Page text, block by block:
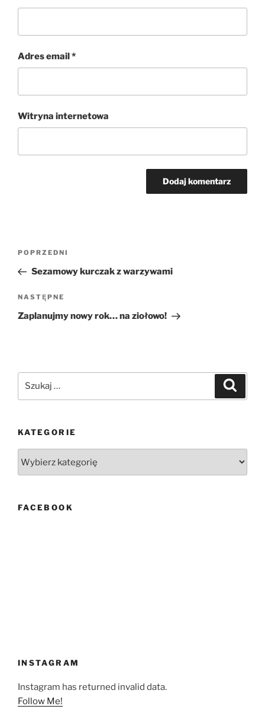
Adres email*
Witryna internetowa
Nawigacja
Poprzedni
wpis
POPRZEDNI
Sezamowy kurczak z warzywami
Następny
wpis
NASTĘPNE
Zaplanujmy nowy rok… na ziołowo!
KATEGORIE
FACEBOOK
INSTAGRAM
Instagram has returned invalid data.
Follow Me!